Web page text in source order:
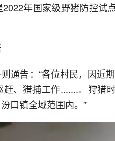
年国家级野猪防控试
通告：“各位村民，因近
、猎捕工作.......。狩猎
口镇全域范围内。”